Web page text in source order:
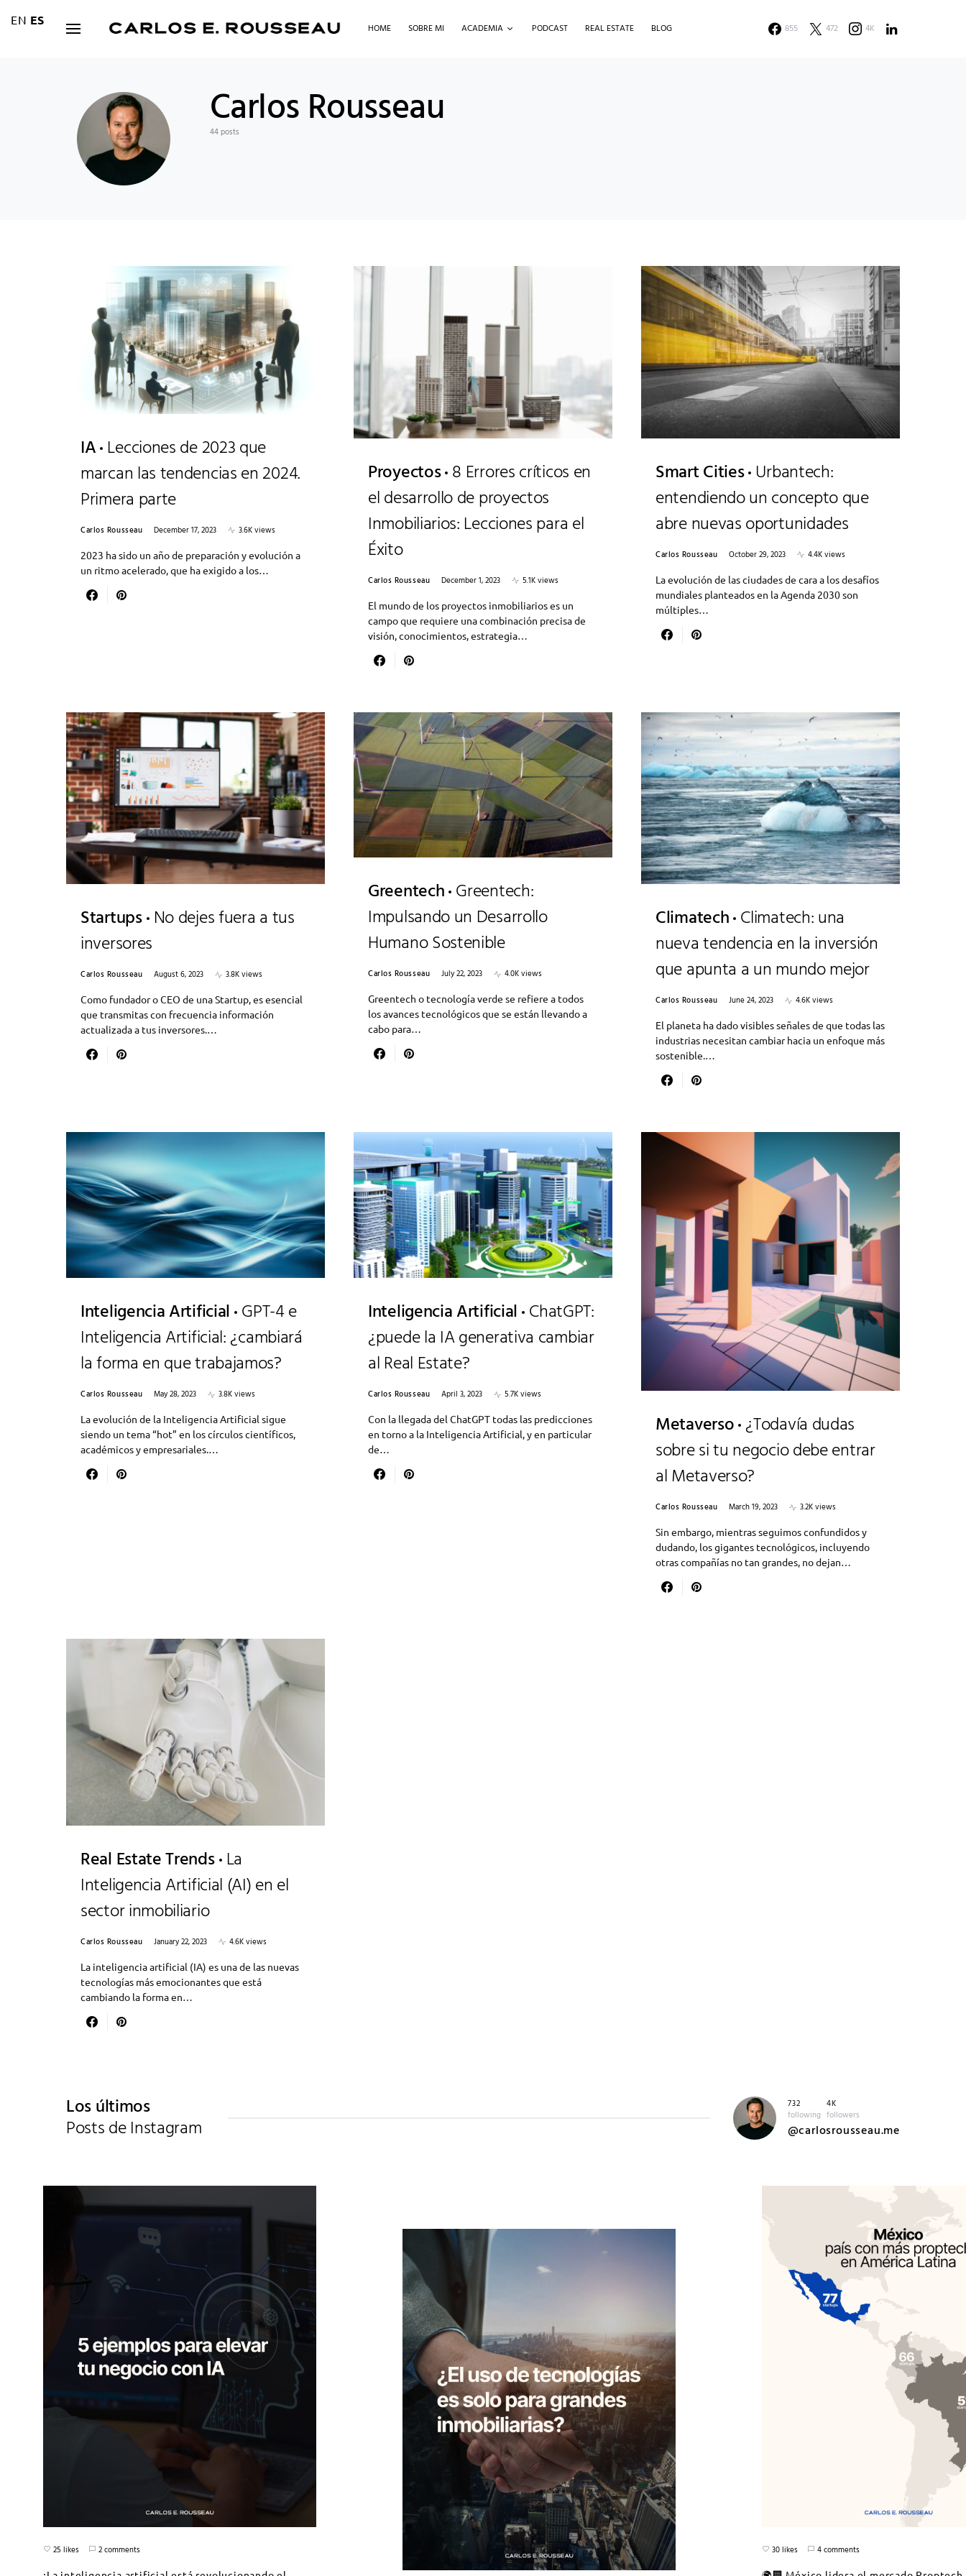
HOME SOBRE MI ACADEMIA PODCAST REAL ESTATE BLOG 855 472 4K
Carlos Rousseau
44 posts
IA Lecciones de 2023 que
marcan las tendencias en 2024.
Primera parte
Carlos Rousseau December 17, 2023
3.6K views
2023 ha sido un año de preparación y evolución a
un ritmo acelerado, que ha exigido a los…
Proyectos 8 Errores críticos en
el desarrollo de proyectos
Inmobiliarios: Lecciones para el
Éxito
Carlos Rousseau December 1, 2023
5.1K views
El mundo de los proyectos inmobiliarios es un
campo que requiere una combinación precisa de
visión, conocimientos, estrategia…
Smart Cities Urbantech:
entendiendo un concepto que
abre nuevas oportunidades
Carlos Rousseau October 29, 2023
4.4K views
La evolución de las ciudades de cara a los desafíos
mundiales planteados en la Agenda 2030 son
múltiples…
Startups No dejes fuera a tus
inversores
Carlos Rousseau August 6, 2023
3.8K views
Como fundador o CEO de una Startup, es esencial
que transmitas con frecuencia información
actualizada a tus inversores.…
Greentech Greentech:
Impulsando un Desarrollo
Humano Sostenible
Carlos Rousseau July 22, 2023
4.0K views
Greentech o tecnología verde se refiere a todos
los avances tecnológicos que se están llevando a
cabo para…
Climatech Climatech: una
nueva tendencia en la inversión
que apunta a un mundo mejor
Carlos Rousseau June 24, 2023
4.6K views
El planeta ha dado visibles señales de que todas las
industrias necesitan cambiar hacia un enfoque más
sostenible.…
Inteligencia Artificial GPT-4 e
Inteligencia Artificial: ¿cambiará
la forma en que trabajamos?
Carlos Rousseau May 28, 2023
3.8K views
La evolución de la Inteligencia Artificial sigue
siendo un tema “hot” en los círculos científicos,
académicos y empresariales.…
Inteligencia Artificial ChatGPT:
¿puede la IA generativa cambiar
al Real Estate?
Carlos Rousseau April 3, 2023
5.7K views
Con la llegada del ChatGPT todas las predicciones
en torno a la Inteligencia Artificial, y en particular
de…
Metaverso ¿Todavía dudas
sobre si tu negocio debe entrar
al Metaverso?
Carlos Rousseau March 19, 2023
3.2K views
Sin embargo, mientras seguimos confundidos y
dudando, los gigantes tecnológicos, incluyendo
otras compañías no tan grandes, no dejan…
Real Estate Trends La
Inteligencia Artificial (AI) en el
sector inmobiliario
Carlos Rousseau January 22, 2023
4.6K views
La inteligencia artificial (IA) es una de las nuevas
tecnologías más emocionantes que está
cambiando la forma en…
Los últimos
Posts de Instagram
732
following
4K
followers
@carlosrousseau.me
25 likes
2 comments
30 likes
4 comments
EN ES